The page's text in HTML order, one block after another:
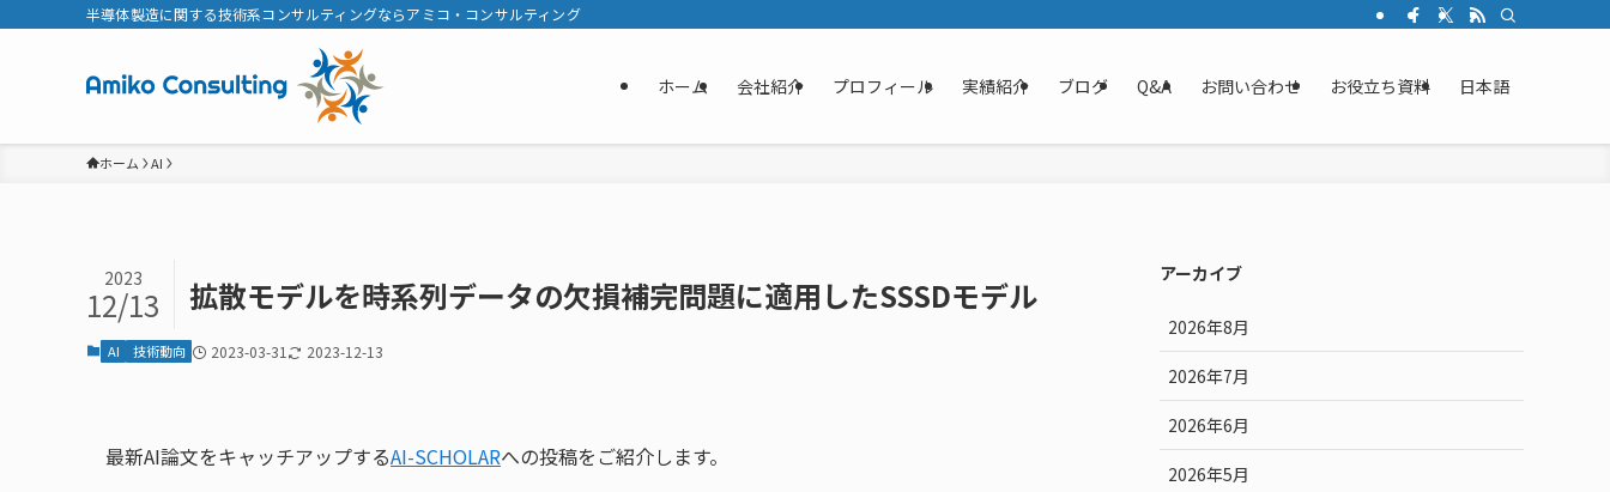
半導体製造に関する技術系コンサルティングならアミコ・コンサルティング
ホーム 会社紹介 プロフィール 実績紹介 ブログ Q&A お問い合わせ お役立ち資料 日本語
ホーム AI
拡散モデルを時系列データの欠損補完問題に適用したSSSDモデル
2023
12/13
AI 技術動向 2023-03-31 2023-12-13
最新AI論文をキャッチアップするAI-SCHOLARへの投稿をご紹介します。
アーカイブ
2026年8月
2026年7月
2026年6月
2026年5月